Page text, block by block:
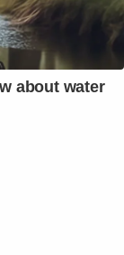
about water